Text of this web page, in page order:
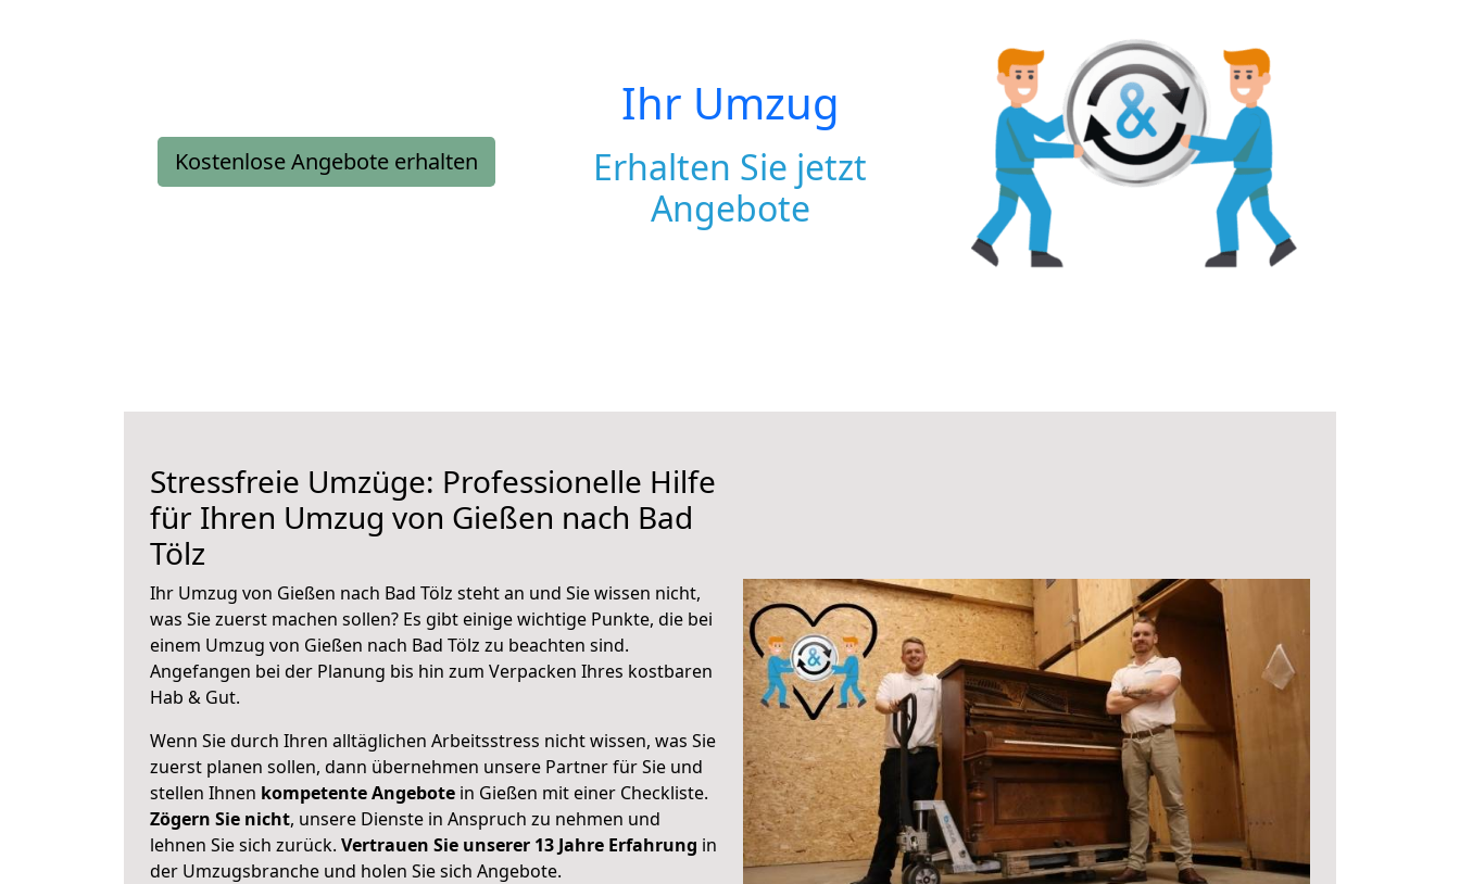
Kostenlose Angebote erhalten
Ihr Umzug
Erhalten Sie jetzt
Angebote
Stressfreie Umzüge: Professionelle Hilfe
für Ihren Umzug von Gießen nach Bad
Tölz
Ihr Umzug von Gießen nach Bad Tölz steht an und Sie wissen nicht,
was Sie zuerst machen sollen? Es gibt einige wichtige Punkte, die bei
einem Umzug von Gießen nach Bad Tölz zu beachten sind.
Angefangen bei der Planung bis hin zum Verpacken Ihres kostbaren
Hab & Gut.
Wenn Sie durch Ihren alltäglichen Arbeitsstress nicht wissen, was Sie
zuerst planen sollen, dann übernehmen unsere Partner für Sie und
stellen Ihnen kompetente Angebote in Gießen mit einer Checkliste.
Zögern Sie nicht, unsere Dienste in Anspruch zu nehmen und
lehnen Sie sich zurück. Vertrauen Sie unserer 13 Jahre Erfahrung in
der Umzugsbranche und holen Sie sich Angebote.